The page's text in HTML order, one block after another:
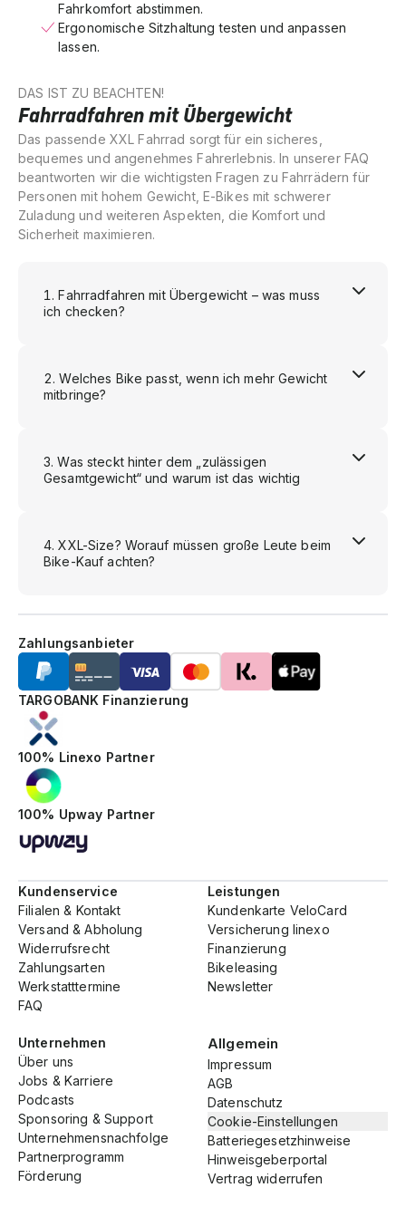
Fahrkomfort abstimmen.
Ergonomische Sitzhaltung testen und anpassen
lassen.
DAS IST ZU BEACHTEN!
Fahrradfahren mit Übergewicht
Das passende XXL Fahrrad sorgt für ein sicheres,
bequemes und angenehmes Fahrerlebnis. In unserer FAQ
beantworten wir die wichtigsten Fragen zu Fahrrädern für
Personen mit hohem Gewicht, E-Bikes mit schwerer
Zuladung und weiteren Aspekten, die Komfort und
Sicherheit maximieren.
Fahrradfahren mit Übergewicht – was muss
ich checken?
Welches Bike passt, wenn ich mehr Gewicht
mitbringe?
Was steckt hinter dem „zulässigen
Gesamtgewicht“ und warum ist das wichtig
XXL-Size? Worauf müssen große Leute beim
Bike-Kauf achten?
100% Upway Partner
100% Linexo Partner
TARGOBANK Finanzierung
Zahlungsanbieter
Kundenservice
Filialen & Kontakt
Versand & Abholung
Widerrufsrecht
Zahlungsarten
Werkstatttermine
FAQ
Leistungen
Kundenkarte VeloCard
Versicherung linexo
Finanzierung
Bikeleasing
Newsletter
Unternehmen
Über uns
Jobs & Karriere
Podcasts
Sponsoring & Support
Unternehmensnachfolge
Partnerprogramm
Förderung
Allgemein
Impressum
AGB
Datenschutz
Cookie-Einstellungen
Batteriegesetzhinweise
Hinweisgeberportal
Vertrag widerrufen